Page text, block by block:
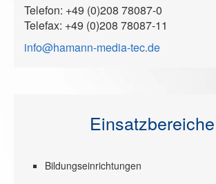
Telefon: +49 (0)208 78087-0
Telefax: +49 (0)208 78087-11
info@hamann-media-tec.de
Bildungseinrichtungen